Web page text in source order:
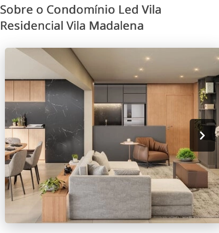
Sobre o Condomínio Led Vila
Residencial Vila Madalena